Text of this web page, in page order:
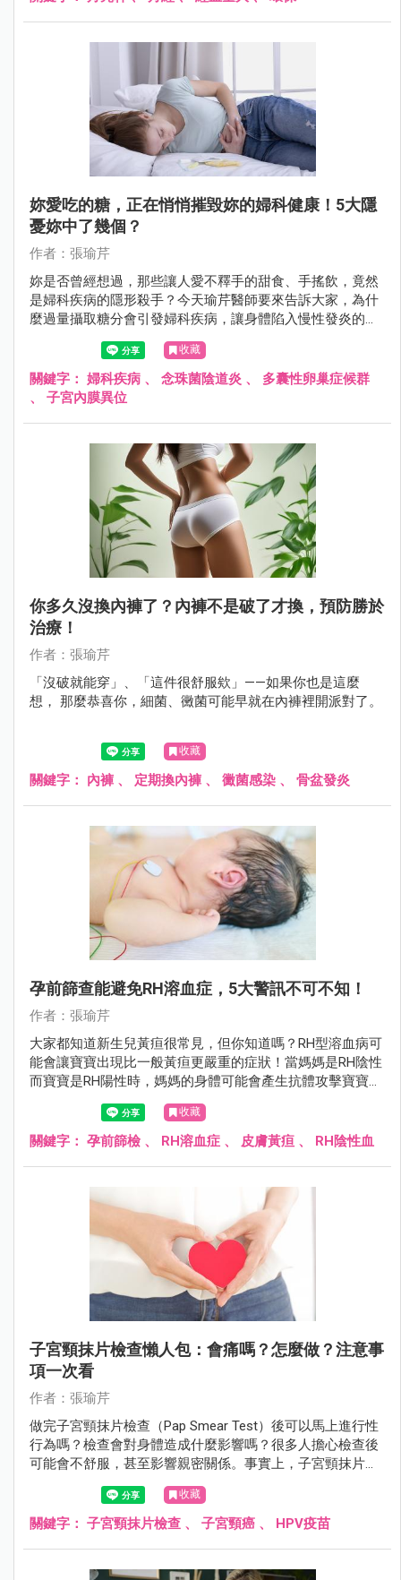
妳愛吃的糖，正在悄悄摧毀妳的婦科健康！5大隱
憂妳中了幾個？
作者：張瑜芹
妳是否曾經想過，那些讓人愛不釋手的甜食、手搖飲，竟然
是婦科疾病的隱形殺手？今天瑜芹醫師要來告訴大家，為什
麼過量攝取糖分會引發婦科疾病，讓身體陷入慢性發炎的惡
收藏
關鍵字： 婦科疾病 、 念珠菌陰道炎 、 多囊性卵巢症候群
、 子宮內膜異位
你多久沒換內褲了？內褲不是破了才換，預防勝於
治療！
作者：張瑜芹
「沒破就能穿」、「這件很舒服欸」——如果你也是這麼
想， 那麼恭喜你，細菌、黴菌可能早就在內褲裡開派對了。
收藏
關鍵字： 內褲 、 定期換內褲 、 黴菌感染 、 骨盆發炎
孕前篩查能避免RH溶血症，5大警訊不可不知！
作者：張瑜芹
大家都知道新生兒黃疸很常見，但你知道嗎？RH型溶血病可
能會讓寶寶出現比一般黃疸更嚴重的症狀！當媽媽是RH陰性
而寶寶是RH陽性時，媽媽的身體可能會產生抗體攻擊寶寶的
紅血球，導致寶寶出現各種嚴重問題！
收藏
關鍵字： 孕前篩檢 、 RH溶血症 、 皮膚黃疸 、 RH陰性血
子宮頸抹片檢查懶人包：會痛嗎？怎麼做？注意事
項一次看
作者：張瑜芹
做完子宮頸抹片檢查（Pap Smear Test）後可以馬上進行性
行為嗎？檢查會對身體造成什麼影響嗎？很多人擔心檢查後
可能會不舒服，甚至影響親密關係。事實上，子宮頸抹片雖
然是常規篩檢，但仍可能讓子宮頸變得敏感，甚至有輕微出
血。檢查後應該休息多久？需要特別注意什麼？
收藏
關鍵字： 子宮頸抹片檢查 、 子宮頸癌 、 HPV疫苗